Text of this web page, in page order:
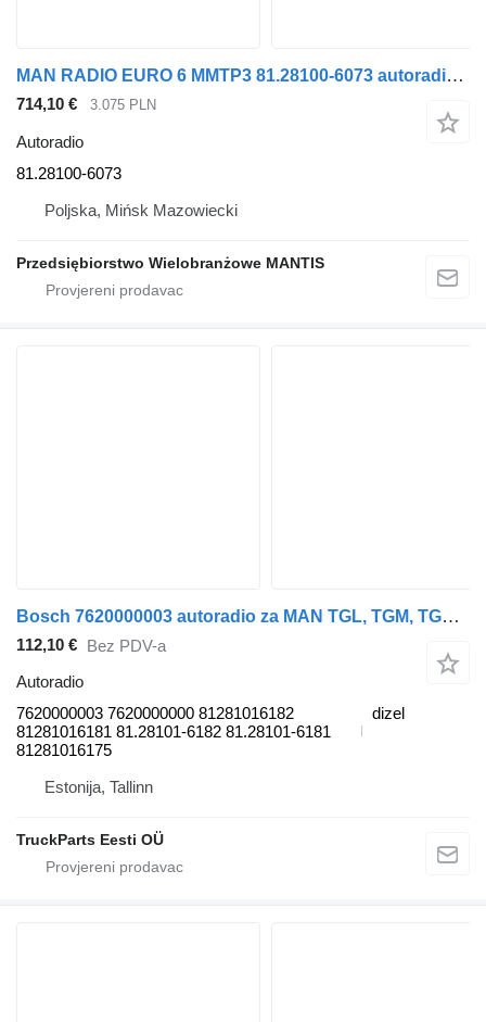
MAN RADIO EURO 6 MMTP3 81.28100-6073 autoradio za tegljača
714,10 € 3.075 PLN
Autoradio
81.28100-6073
Poljska, Mińsk Mazowiecki
Przedsiębiorstwo Wielobranżowe MANTIS
Bosch 7620000003 autoradio za MAN TGL, TGM, TGS, TGX (2005-2021) tegljača
112,10 € Bez PDV-a
Autoradio
7620000003 7620000000 81281016182
81281016181 81.28101-6182 81.28101-6181
81281016175
dizel
Estonija, Tallinn
TruckParts Eesti OÜ